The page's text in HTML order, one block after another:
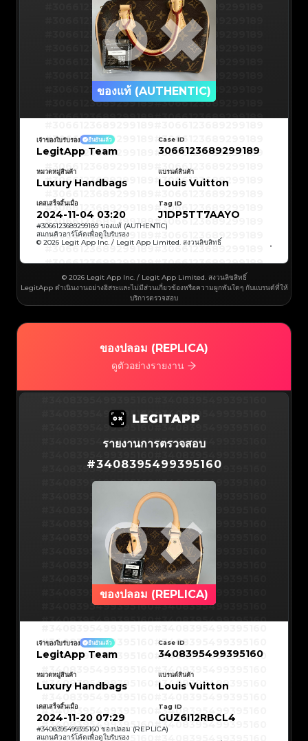
#3066123689299189#3066123689299189
#3066123689299189#3066123689299189
#3066123689299189#3066123689299189
#3066123689299189#3066123689299189
#3066123689299189#3066123689299189
#3066123689299189#3066123689299189
#3066123689299189#3066123689299189
#3066123689299189#3066123689299189
#3066123689299189#3066123689299189
#3066123689299189
#3066123689299189
#3066123689299189
#3066123689299189
#3066123689299189
#3066123689299189
#3066123689299189
#3066123689299189
#3066123689299189
#3066123689299189
#3066123689299189
#3066123689299189
#3066123689299189#3066123689299189
#3066123689299189 #3066123689299189
#3066123689299189#3066123689299189
#3066123689299189#3066123689299189
#3066123689299189#3066123689299189
#3066123689299189#3066123689299189
#3066123689299189#3066123689299189
#3066123689299189#3066123689299189
#3066123689299189#3066123689299189
#3066123689299189#3066123689299189
#3066123689299189#3066123689299189
#3066123689299189#3066123689299189
#3066123689299189#3066123689299189
#3066123689299189
#3066123689299189
#3066123689299189#3066123689299189
#3066123689299189
#3066123689299189
#3066123689299189#3066123689299189
#3066123689299189#3066123689299189
#3066123689299189#3066123689299189
#3066123689299189#3066123689299189
#3066123689299189#3066123689299189
#3066123689299189#3066123689299189
#3066123689299189#3066123689299189
#3066123689299189
#3066123689299189
#3066123689299189
#3066123689299189
#3066123689299189
#3066123689299189
#3066123689299189
#3066123689299189
#3066123689299189
#3066123689299189
#3066123689299189
#3066123689299189#3066123689299189
ของแท้ (AUTHENTIC)
#3066123689299189
#3066123689299189
#3066123689299189
#3066123689299189
#3066123689299189
#3066123689299189
#3066123689299189
#3066123689299189
#3066123689299189
#3066123689299189
#3066123689299189#3066123689299189
#3066123689299189
#3066123689299189
#3066123689299189#3066123689299189
#3066123689299189#3066123689299189
#3066123689299189#3066123689299189
#3066123689299189#3066123689299189
#3066123689299189#3066123689299189
#3066123689299189#3066123689299189
#3066123689299189
#3066123689299189
#3066123689299189#3066123689299189
#3066123689299189#3066123689299189
#3066123689299189#3066123689299189
#3066123689299189#3066123689299189
#3066123689299189#3066123689299189
#3066123689299189#3066123689299189
#3066123689299189#3066123689299189
#3066123689299189
#3066123689299189
#3066123689299189
#3066123689299189
#3066123689299189#3066123689299189
#3066123689299189#3066123689299189
#3066123689299189#3066123689299189
#3066123689299189#3066123689299189
#3066123689299189#3066123689299189
#3066123689299189#3066123689299189
#3066123689299189#3066123689299189
#3066123689299189
#3066123689299189
#3066123689299189
#3066123689299189
#3066123689299189
#3066123689299189
#3066123689299189
#3066123689299189
#3066123689299189
#3066123689299189
#3066123689299189
#3066123689299189
#3066123689299189#3066123689299189
เจ้าของใบรับรอง ยืนยันแล้ว
LegitApp Team
Case ID
3066123689299189
หมวดหมู่สินค้า
Luxury Handbags
แบรนด์สินค้า
Louis Vuitton
เคสเสร็จสิ้นเมื่อ
2024-11-04 03:20
Tag ID
J1DP5TT7AAYO
#3066123689299189 ของแท้ (AUTHENTIC)
สแกนคิวอาร์โค้ดเพื่อดูใบรับรอง
© 2026 Legit App Inc. / Legit App Limited. สงวนลิขสิทธิ์
© 2026 Legit App Inc. / Legit App Limited. สงวนลิขสิทธิ์
LegitApp ดำเนินงานอย่างอิสระและไม่มีส่วนเกี่ยวข้องหรือความผูกพันใดๆ กับแบรนด์ที่ให้
บริการตรวจสอบ
ของปลอม (REPLICA)
ดูตัวอย่างรายงาน
#3408395499395160#3408395499395160
#3408395499395160#3408395499395160
#3408395499395160#3408395499395160
#3408395499395160#3408395499395160
#3408395499395160#3408395499395160
#3408395499395160#3408395499395160
#3408395499395160
#3408395499395160
#3408395499395160
#3408395499395160
#3408395499395160#3408395499395160
#3408395499395160#3408395499395160
#3408395499395160#3408395499395160
#3408395499395160#3408395499395160
#3408395499395160#3408395499395160
#3408395499395160#3408395499395160
#3408395499395160#3408395499395160
#3408395499395160
#3408395499395160
#3408395499395160
#3408395499395160
#3408395499395160
#3408395499395160
#3408395499395160
#3408395499395160
#3408395499395160
#3408395499395160
#3408395499395160
#3408395499395160
#3408395499395160#3408395499395160
รายงานการตรวจสอบ
#3408395499395160
ของปลอม (REPLICA)
#3408395499395160
#3408395499395160
#3408395499395160
#3408395499395160
#3408395499395160
#3408395499395160
#3408395499395160
#3408395499395160
#3408395499395160
#3408395499395160
#3408395499395160 #3408395499395160
#3408395499395160
#3408395499395160
เจ้าของใบรับรอง ยืนยันแล้ว
LegitApp Team
Case ID
3408395499395160
หมวดหมู่สินค้า
Luxury Handbags
แบรนด์สินค้า
Louis Vuitton
เคสเสร็จสิ้นเมื่อ
2024-11-20 07:29
Tag ID
GUZ6I12RBCL4
#3408395499395160 ของปลอม (REPLICA)
สแกนคิวอาร์โค้ดเพื่อดูใบรับรอง